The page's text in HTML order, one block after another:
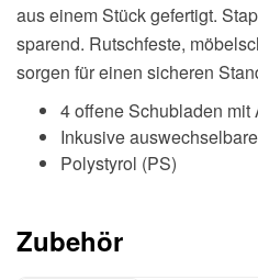
aus einem Stück gefertigt.
sparend. Rutschfeste,
sorgen für einen sicheren
4 offene Schubladen mit
Inkusive
Polystyrol (PS)
Zubehör